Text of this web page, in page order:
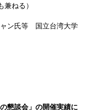
ねる）
ン氏等 国立台湾大学
懇談会」の開催実績に